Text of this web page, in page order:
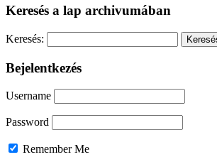
Keresés a lap archivumában
Keresés:
Bejelentkezés
Username
Password
Remember Me